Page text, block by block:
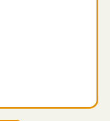
歩きすぎで、ひざ周
けている組織）が炎
す。
傷、関節リウマチ、